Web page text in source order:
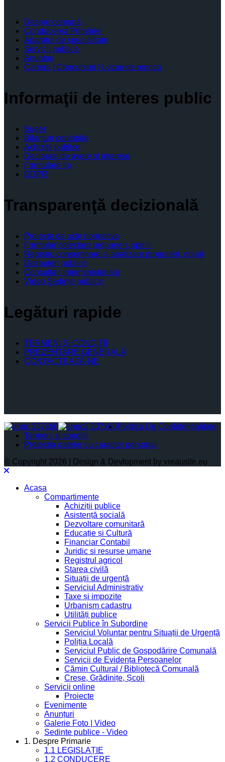
Despre comună
Conducerea Primăriei
Aparatul de specialitate
Servicii publice
Anunturi
Cariera | Concursuri | Locuri de munca
Informaţii de interes public
Buget
Bilanţuri contabile
Achiziţii publice
Declaratii de avere si interese
Formulare tip
GDPR
Transparenţă decizională
Proiecte de acte normative
Formular colectare propuneri, opinii
Registru consemnare si analizare propuneri, opinii
Dezbateri publice
Consultari interministeriale
Video Şedinţe publice
Legături rapide
TERMENI ŞI CONDIŢII
PREZENTARE GENERALĂ
CONTACTEAZĂ-NE
Politica De Confidențialitate
Termeni și condiții
Protectia datelor cu caracter personal
© Copyright 2026 | Design & Devlopment by vreausite.eu
Acasa
Compartimente
Achiziții publice
Asistență socială
Dezvoltare comunitară
Educație și Cultură
Financiar Contabil
Juridic si resurse umane
Registrul agricol
Starea civilă
Situații de urgență
Serviciul Administrativ
Taxe și impozite
Urbanism cadastru
Utilități publice
Servicii Publice în Subordine
Serviciul Voluntar pentru Situații de Urgență
Poliția Locală
Serviciul Public de Gospodărire Comunală
Servicii de Evidența Persoanelor
Cămin Cultural / Bibliotecă Comunală
Creșe, Grădinițe, Școli
Servicii online
Proiecte
Evenimente
Anunțuri
Galerie Foto | Video
Sedinte publice - Video
1. Despre Primarie
1.1 LEGISLAȚIE
1.2 CONDUCERE